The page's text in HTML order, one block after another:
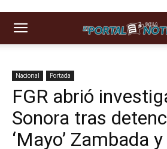
Nacional Portada
FGR abrió
Sonora tras
‘Mayo’ Zambada